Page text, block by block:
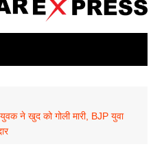
ने खुद को गोली मारी, BJP युवा